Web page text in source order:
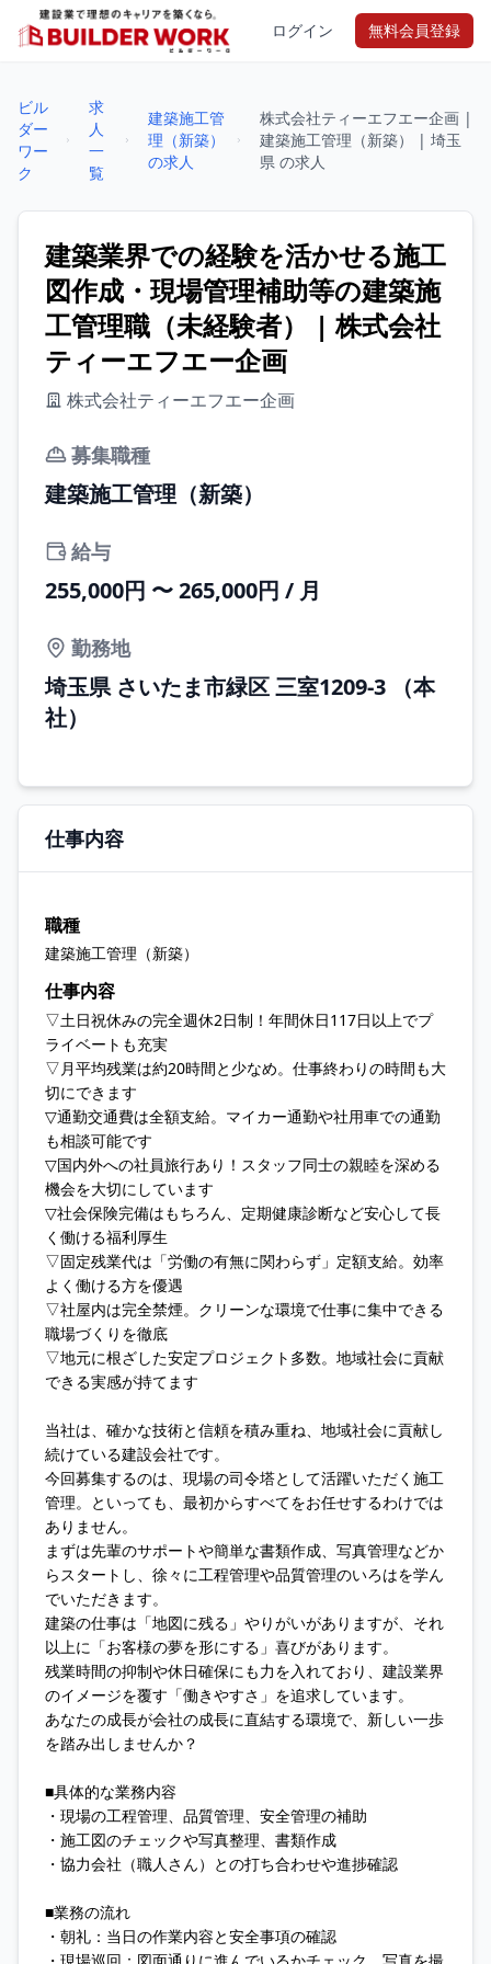
ログイン 無料会員登録
ビル
ダー
ワー
ク
求
人
一
覧
建築施工管
理（新築）
の求人
株式会社ティーエフエー企画 |
建築施工管理（新築） | 埼玉
県 の求人
建築業界での経験を活かせる施工
図作成・現場管理補助等の建築施
工管理職（未経験者） | 株式会社
ティーエフエー企画
株式会社ティーエフエー企画
募集職種
建築施工管理（新築）
給与
255,000円 〜 265,000円 / 月
勤務地
埼玉県 さいたま市緑区 三室1209-3 （本
社）
仕事内容
職種
建築施工管理（新築）
仕事内容
▽土日祝休みの完全週休2日制！年間休日117日以上でプ
ライベートも充実
▽月平均残業は約20時間と少なめ。仕事終わりの時間も大
切にできます
▽通勤交通費は全額支給。マイカー通勤や社用車での通勤
も相談可能です
▽国内外への社員旅行あり！スタッフ同士の親睦を深める
機会を大切にしています
▽社会保険完備はもちろん、定期健康診断など安心して長
く働ける福利厚生
▽固定残業代は「労働の有無に関わらず」定額支給。効率
よく働ける方を優遇
▽社屋内は完全禁煙。クリーンな環境で仕事に集中できる
職場づくりを徹底
▽地元に根ざした安定プロジェクト多数。地域社会に貢献
できる実感が持てます
当社は、確かな技術と信頼を積み重ね、地域社会に貢献し
続けている建設会社です。
今回募集するのは、現場の司令塔として活躍いただく施工
管理。といっても、最初からすべてをお任せするわけでは
ありません。
まずは先輩のサポートや簡単な書類作成、写真管理などか
らスタートし、徐々に工程管理や品質管理のいろはを学ん
でいただきます。
建築の仕事は「地図に残る」やりがいがありますが、それ
以上に「お客様の夢を形にする」喜びがあります。
残業時間の抑制や休日確保にも力を入れており、建設業界
のイメージを覆す「働きやすさ」を追求しています。
あなたの成長が会社の成長に直結する環境で、新しい一歩
を踏み出しませんか？
■具体的な業務内容
・現場の工程管理、品質管理、安全管理の補助
・施工図のチェックや写真整理、書類作成
・協力会社（職人さん）との打ち合わせや進捗確認
■業務の流れ
・朝礼：当日の作業内容と安全事項の確認